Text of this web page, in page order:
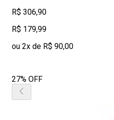
R$ 306,90
R$ 179,99
ou 2x de R$ 90,00
27% OFF